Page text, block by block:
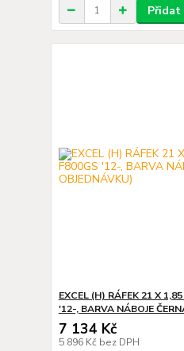
Přidat
EXCEL (H) RÁFEK 21 X
'12-, BARVA NÁBOJE
7 134 Kč
5 896 Kč bez DPH